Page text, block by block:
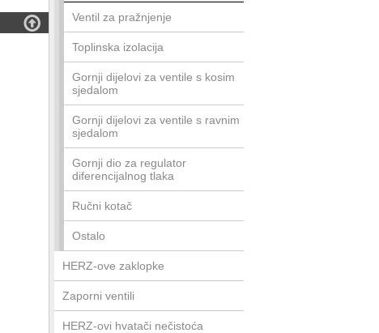
 Ventil za pražnjenje
Toplinska izolacija
Gornji dijelovi za ventile s kosim
sjedalom
Gornji dijelovi za ventile s ravnim
sjedalom
Gornji dio za regulator
diferencijalnog tlaka
Ručni kotač
Ostalo
HERZ-ove zaklopke
Zaporni ventili
HERZ-ovi hvatači nečistoća